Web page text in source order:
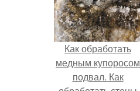
Как обработать
медным купоросом
подвал. Как